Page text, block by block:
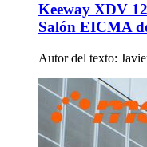
Keeway XDV
Salón EICMA
Autor del texto: